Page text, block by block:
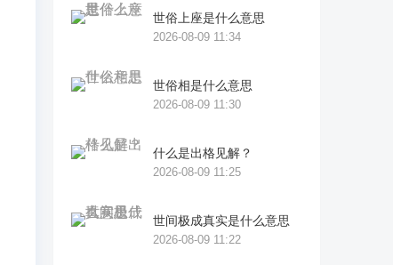
世俗上座是什么意思
2026-08-09 11:34
世俗相是什么意思
2026-08-09 11:30
什么是出格见解？
2026-08-09 11:25
世间极成真实是什么意思
2026-08-09 11:22